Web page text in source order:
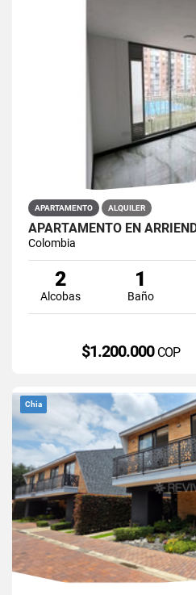
APARTAMENTO ALQUILER
Colombia
2
Alcobas
1
Baño
$1.200.000 COP
Chia